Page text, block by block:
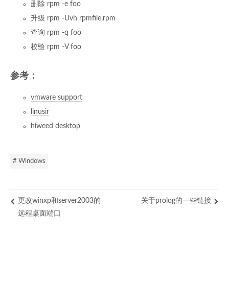
删除 rpm -e foo
升级 rpm -Uvh rpmfile.rpm
查询 rpm -q foo
校验 rpm -V foo
参考：
vmware support
linusir
hiweed desktop
# Windows
更改winxp和server2003的
远程桌面端口
关于prolog的一些链接